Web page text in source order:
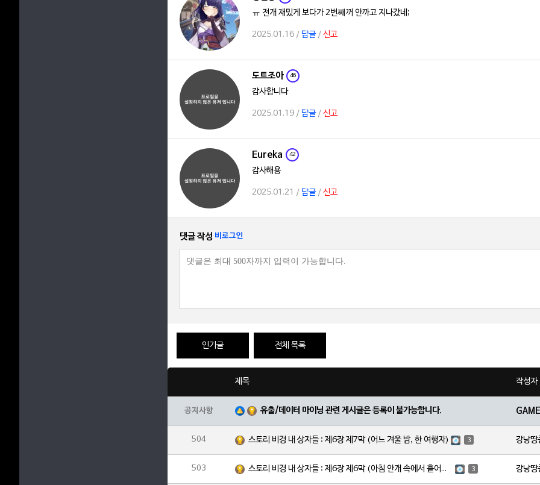
ㅠ 전개 재밌게 보다가 2번쨰꺼 안까고 지나갔네;
2025.01.16 / 답글/ 신고
도트조아 46
감사합니다
2025.01.19 / 답글/ 신고
Eureka 42
감사해용
2025.01.21 / 답글/ 신고
댓글 작성 비로그인
인기글 전체 목록
제목 작성자
공지사항 유출/데이터 마이닝 관련 게시글은 등록이 불가능합니다.
504 스토리 비경 내 상자들 : 제6장 제7막 (어느 겨울 밤, 한 여행자) 3 강낭땅
503 스토리 비경 내 상자들 : 제6장 제6막 (아침 안개 속에서 흩어진 달빛) 3 강낭땅